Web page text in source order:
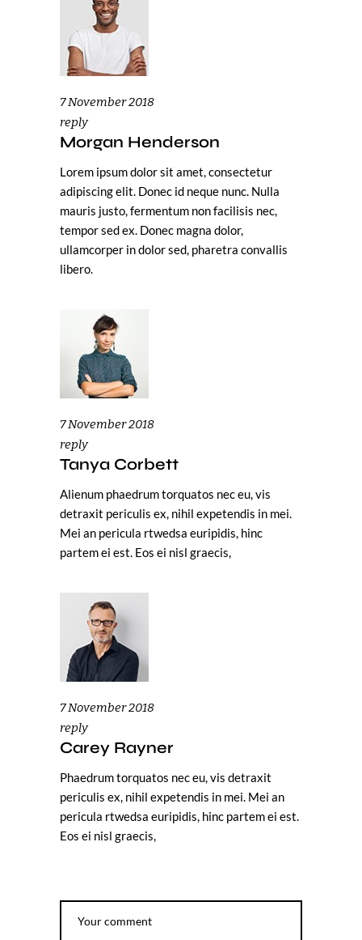
7 November 2018
reply
Morgan Henderson
Lorem ipsum dolor sit amet, consectetur
adipiscing elit. Donec id neque nunc. Nulla
mauris justo, fermentum non facilisis nec,
tempor sed ex. Donec magna dolor,
ullamcorper in dolor sed, pharetra convallis
libero.
7 November 2018
reply
Tanya Corbett
Alienum phaedrum torquatos nec eu, vis
detraxit periculis ex, nihil expetendis in mei.
Mei an pericula rtwedsa euripidis, hinc
partem ei est. Eos ei nisl graecis,
7 November 2018
reply
Carey Rayner
Phaedrum torquatos nec eu, vis detraxit
periculis ex, nihil expetendis in mei. Mei an
pericula rtwedsa euripidis, hinc partem ei est.
Eos ei nisl graecis,